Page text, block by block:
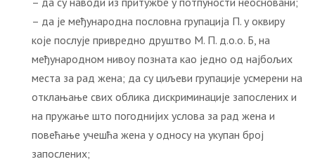
– да је међународна пословна групација П. у оквиру
које послује привредно друштво М. П. д.о.о. Б, на
међународном нивоу позната као једно од најбољих
места за рад жена; да су циљеви групације усмерени на
отклањање свих облика дискриминације запослених и
на пружање што погоднијих услова за рад жена и
повећање учешћа жена у односу на укупан број
запослених;